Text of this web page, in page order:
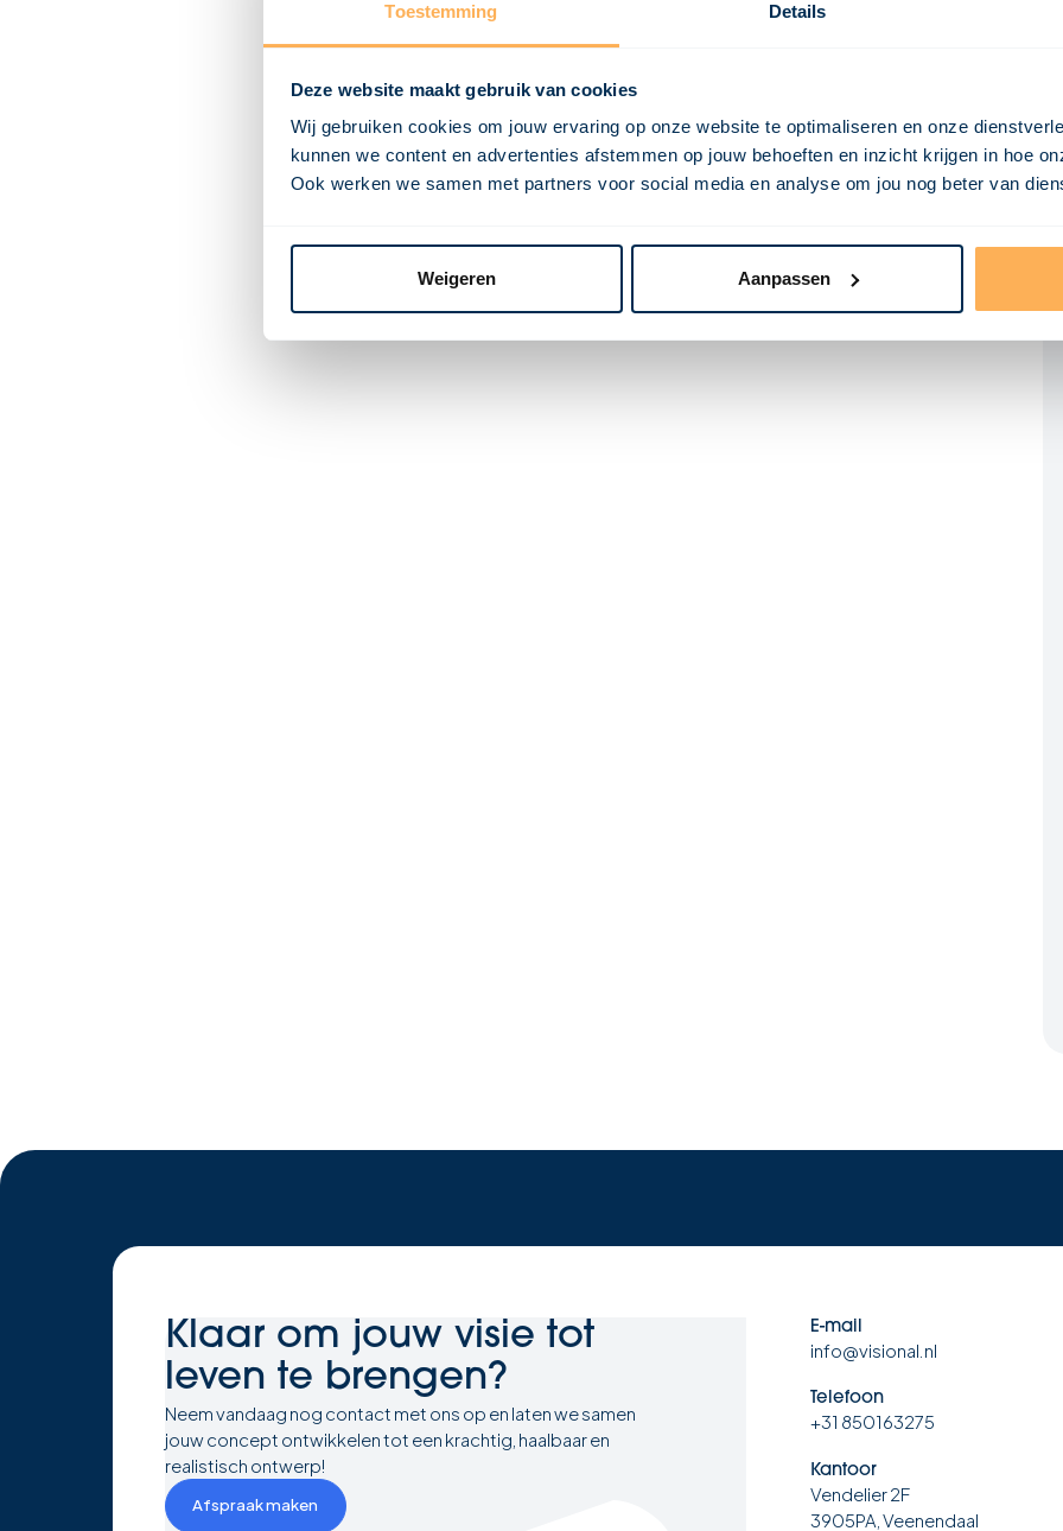
Toestemming Details
Deze website maakt gebruik van cookies
Wij gebruiken cookies om jouw ervaring op onze website te optimaliseren en onze
kunnen we content en advertenties afstemmen op jouw behoeften en inzicht krijgen in hoe
Ook werken we samen met partners voor social media en analyse om jou nog beter van
Weigeren Aanpassen
Klaar om jouw visie tot
leven te brengen?
Neem vandaag nog contact met ons op en laten we samen
jouw concept ontwikkelen tot een krachtig, haalbaar en
realistisch ontwerp!
Afspraak maken
E-mail
info@visional.nl
Telefoon
+31 850163275
Kantoor
Vendelier 2F
3905PA, Veenendaal